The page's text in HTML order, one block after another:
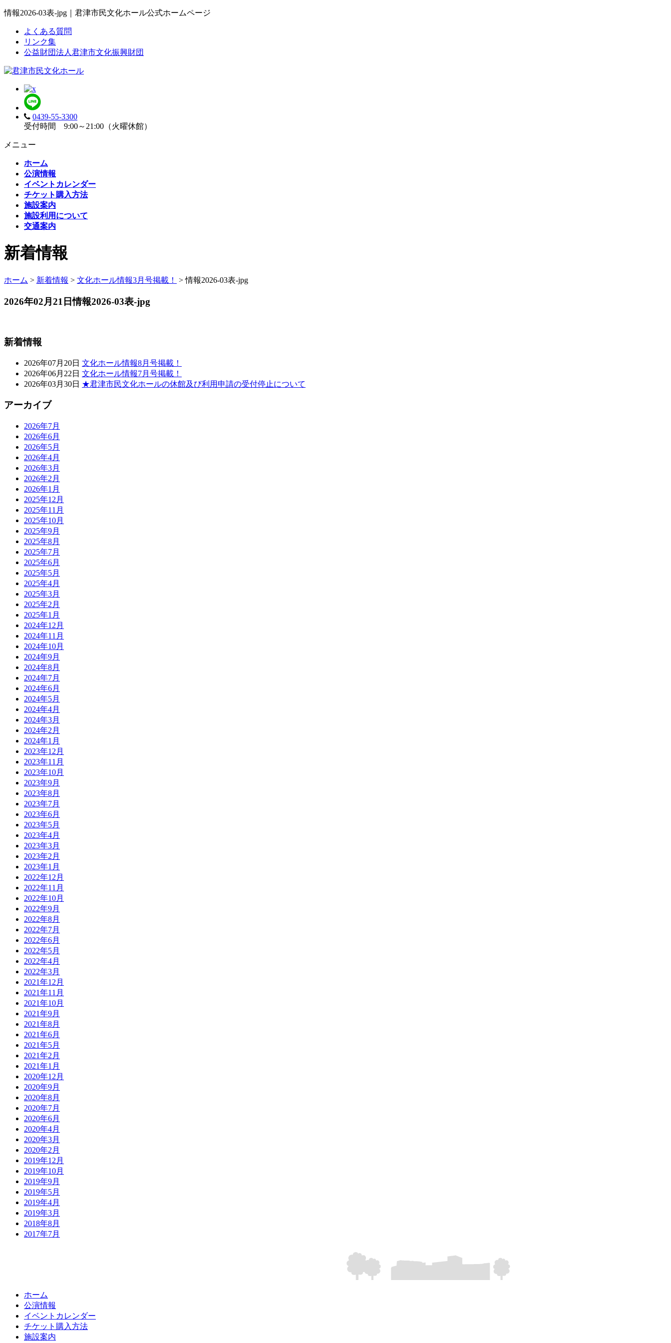
情報2026-03表-jpg｜君津市民文化ホール公式ホームページ
よくある質問
リンク集
公益財団法人君津市文化振興財団
0439-55-3300
受付時間 9:00～21:00（火曜休館）
メニュー
ホーム
公演情報
イベントカレンダー
チケット購入方法
施設案内
施設利用について
交通案内
新着情報
ホーム > 新着情報 > 文化ホール情報3月号掲載！ >情報2026-03表-jpg
2026年02月21日情報2026-03表-jpg
新着情報
2026年07月20日 文化ホール情報8月号掲載！
2026年06月22日 文化ホール情報7月号掲載！
2026年03月30日 ★君津市民文化ホールの休館及び利用申請の受付停止について
アーカイブ
2026年7月
2026年6月
2026年5月
2026年4月
2026年3月
2026年2月
2026年1月
2025年12月
2025年11月
2025年10月
2025年9月
2025年8月
2025年7月
2025年6月
2025年5月
2025年4月
2025年3月
2025年2月
2025年1月
2024年12月
2024年11月
2024年10月
2024年9月
2024年8月
2024年7月
2024年6月
2024年5月
2024年4月
2024年3月
2024年2月
2024年1月
2023年12月
2023年11月
2023年10月
2023年9月
2023年8月
2023年7月
2023年6月
2023年5月
2023年4月
2023年3月
2023年2月
2023年1月
2022年12月
2022年11月
2022年10月
2022年9月
2022年8月
2022年7月
2022年6月
2022年5月
2022年4月
2022年3月
2021年12月
2021年11月
2021年10月
2021年9月
2021年8月
2021年6月
2021年5月
2021年2月
2021年1月
2020年12月
2020年9月
2020年8月
2020年7月
2020年6月
2020年4月
2020年3月
2020年2月
2019年12月
2019年10月
2019年9月
2019年5月
2019年4月
2019年3月
2018年8月
2017年7月
ホーム
公演情報
イベントカレンダー
チケット購入方法
施設案内